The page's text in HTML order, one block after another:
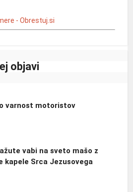
objavi
varnost motoristov
vabi na sveto mašo z
kapele Srca Jezusovega